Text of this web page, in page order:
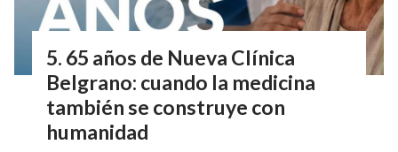
65 años de Nueva Clínica
Belgrano: cuando la medicina
también se construye con
humanidad